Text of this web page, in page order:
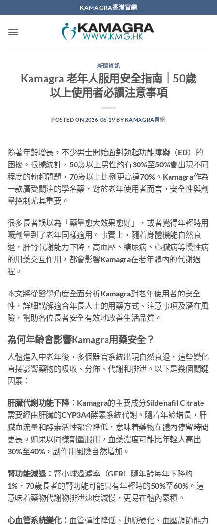
to
content
KAMAGRA香港官網
新聞資訊
Kamagra 老年人服用安全指南｜50歲
以上使用者必讀注意事項
POSTED ON 2026-06-19 BY KAMAGRA官網
隨著年齡增長，不少男士開始面對勃起功能障礙（ED）的
困擾。根據統計，50歲以上男性約有30%至50%會出現不同
程度的勃起問題，70歲以上比例更高達70%。Kamagra作為
一款廣受關注的學名藥，對於老年使用者而言，安全性與劑
量控制尤其重要。
很多長者誤以為「藥量愈大效果愈好」，或者覺得年輕時用
嘅劑量到了老年同樣適用。事實上，隨着身體機能自然衰
退，肝腎代謝能力下降，高血壓、糖尿病、心臟病等慢性病
的用藥交互作用，都會影響Kamagra在老年體內的代謝過
程。
本文將從醫學角度全面分析Kamagra對老年使用者的安全
性，詳細講解適合年長人士的用藥方式、注意事項及潛在風
險，幫助各位長者安全有效地改善生活品質。
為何年齡會影響Kamagra用藥安全？
人體進入中老年後，多個器官系統出現自然衰退，這些變化
直接影響藥物的吸收、分佈、代謝和排泄。以下是幾個關鍵
因素：
肝臟代謝功能下降： Kamagra的主要成分Sildenafil Citrate
需要經由肝臟的CYP3A4酵素系統代謝。隨着年齡增長，肝
臟血流量和酵素活性都會降低，意味着藥物在體內停留時間
更長。如果以同樣劑量服用，血藥濃度可能比年輕人高出
30%至40%，副作用風險自然增加。
腎功能減退： 腎小球過濾率（GFR）隨年齡每年下降約
1%，70歲長者的腎功能可能只有年輕時的50%至60%。這
意味着藥物代謝物排泄速度減慢，更易在體內累積。
心血管系統變化： 血管彈性降低、動脈硬化、血壓調節能力